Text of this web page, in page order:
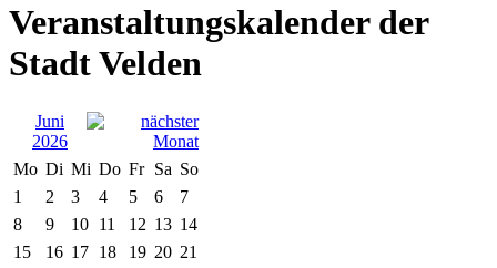
Veranstaltungskalender der
Stadt Velden
Juni
2026
Mo Di Mi Do Fr Sa So
1
2 3 4 5 6
7
8
9 10 11 12 13 14
15
16 17 18 19 20 21